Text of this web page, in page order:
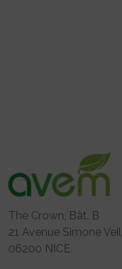
The Crown, Bât. B
21 Avenue Simone Veil
06200 NICE